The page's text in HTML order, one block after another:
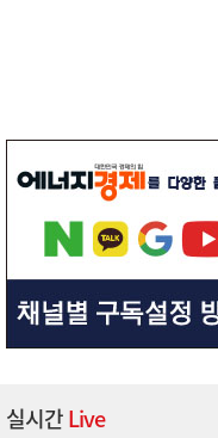
실시간Live
달러 수급 개선에 원화
대’ 시험대